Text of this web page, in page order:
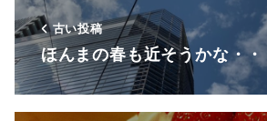
古い投稿
ほんまの春も近そうかな・・